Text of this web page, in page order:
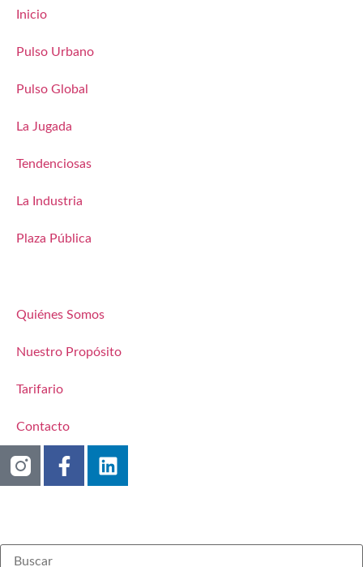
Inicio
Pulso Urbano
Pulso Global
La Jugada
Tendenciosas
La Industria
Plaza Pública
Quiénes Somos
Nuestro Propósito
Tarifario
Contacto